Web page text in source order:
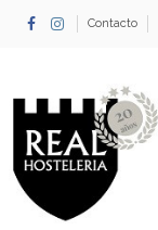
Contacto